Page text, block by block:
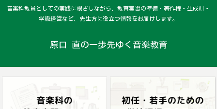
音楽科教員としての実践に根ざしながら、教育実習の準備・著作権・生成AI・
学級経営など、先生方に役立つ情報をお届けします。
原口 直の一歩先ゆく音楽教育